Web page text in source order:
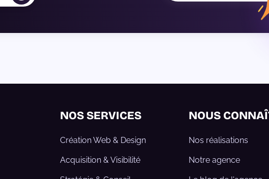
NOS SERVICES
Création Web & Design
Acquisition & Visibilité
NOUS
Nos réalisations
Notre agence